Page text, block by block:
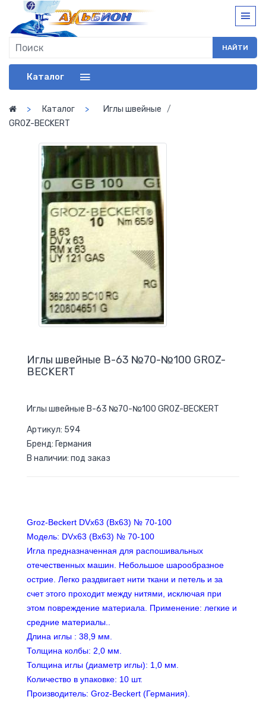
НАЙТИ
Каталог
Каталог
Иглы швейные
GROZ-BECKERT
Иглы швейные B-63 №70-№100 GROZ-
BECKERT
Иглы швейные B-63 №70-№100 GROZ-BECKERT
Артикул: 594
Бренд: Германия
В наличии: под заказ
Groz-Beckert DVx63 (Bx63) № 70-100
Модель: DVx63 (Bx63) № 70-100
Игла предназначенная для распошивальных
отечественных машин. Небольшое шарообразное
острие. Легко раздвигает нити ткани и петель и за
счет этого проходит между нитями, исключая при
этом повреждение материала. Применение: легкие и
средние материалы..
Длина иглы : 38,9 мм.
Толщина колбы: 2,0 мм.
Толщина иглы (диаметр иглы): 1,0 мм.
Количество в упаковке: 10 шт.
Производитель: Groz-Beckert (Германия).